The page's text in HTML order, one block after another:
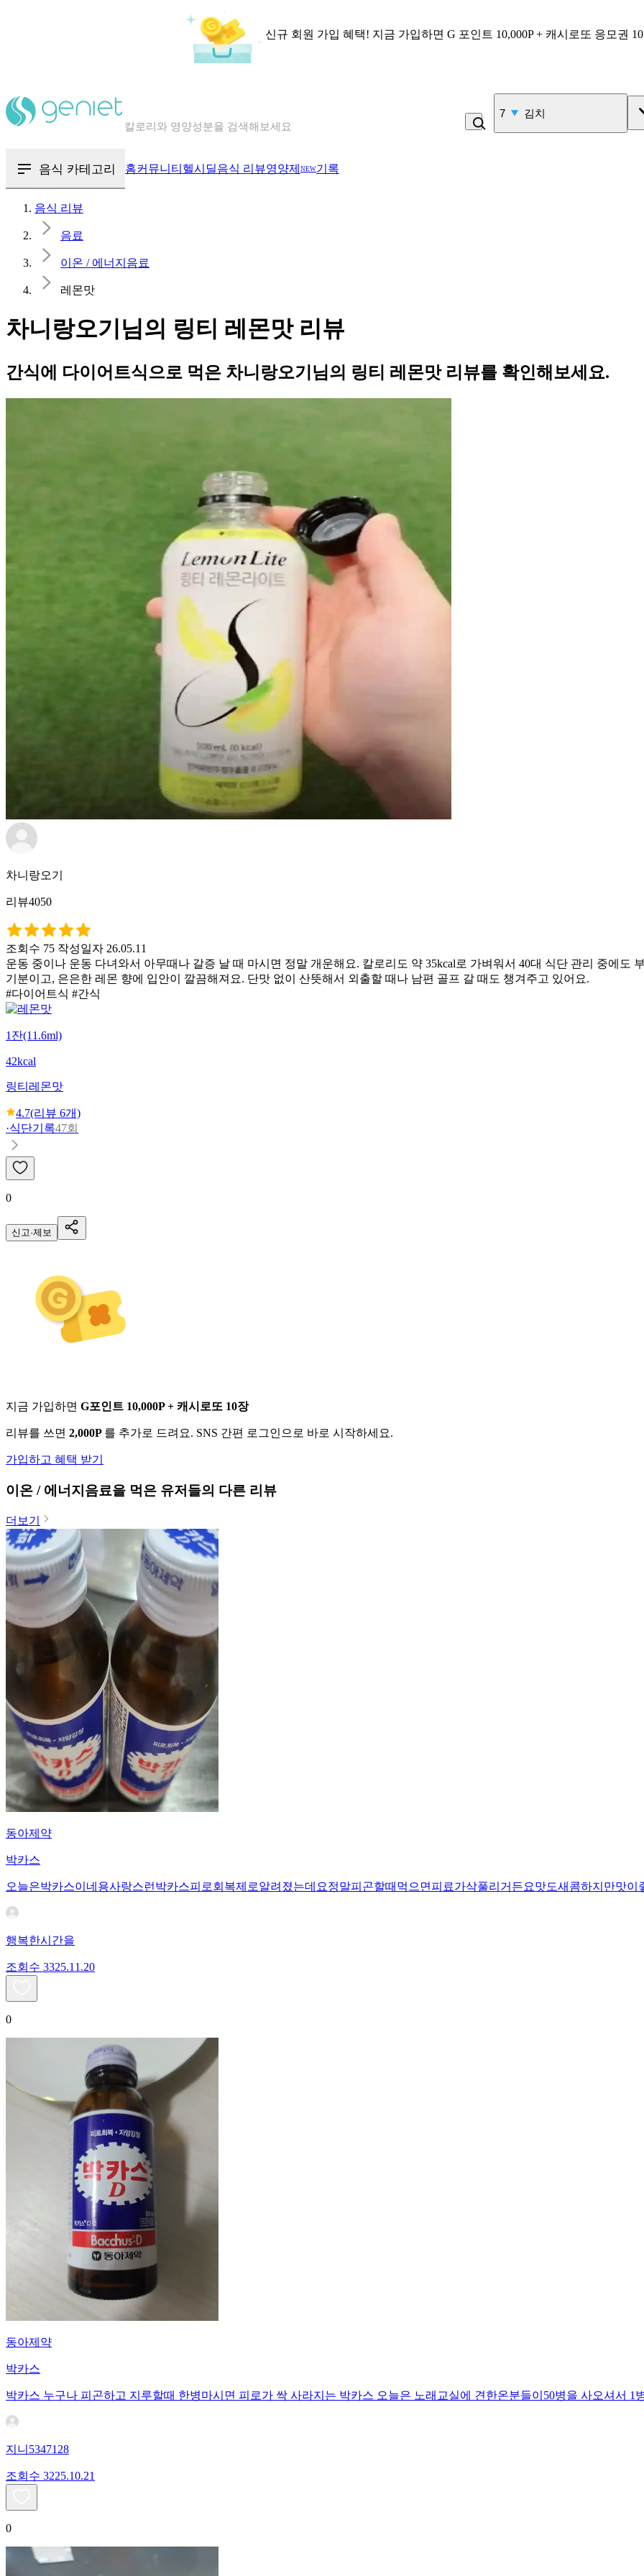
신규 회원 가입 혜택! 지금 가입하면 G 포인트 10,000P + 캐시로또 응모권
혈당 · 다이어트 음식 검색해보세요
7 김치
음식 카테고리 홈커뮤니티 헬시딜음식 리뷰영양제 NEW기록
음식 리뷰
음료
이온 / 에너지음료
레몬맛
차니랑오기님의 링티 레몬맛 리뷰
간식에 다이어트식으로 먹은 차니랑오기님의 링티 레몬맛 리뷰를 확인해보세요.
차니랑오기
리뷰4050
조회수 75 작성일자 26.05.11
운동 중이나 운동 다녀와서 아무때나 갈증 날 때 마시면 정말 개운해요. 칼로리도 약 35kcal로 가벼워서 40대 식단 관리 중에도
기분이고, 은은한 레몬 향에 입안이 깔끔해져요. 단맛 없이 산뜻해서 외출할 때나 남편 골프 갈 때도 챙겨주고 있어요.
#다이어트식 #간식
1잔(11.6ml)
42kcal
링티 레몬맛
4.7(리뷰 6개)
·식단기록47회
0
신고·제보
지금 가입하면 G포인트 10,000P + 캐시로또 10장
리뷰를 쓰면 2,000P 를 추가로 드려요. SNS 간편 로그인으로 바로 시작하세요.
가입하고 혜택 받기
이온 / 에너지음료을 먹은 유저들의 다른 리뷰
더보기
동아제약
박카스
오늘은박카스이네용사랑스런박카스피로회복제로알려졌는데요정말피곤할때먹으면피료가삭풀리거든요맛도새콤하지만맛이
행복한시간을
조회수 3325.11.20
0
동아제약
박카스
박카스 누구나 피곤하고 지루할때 한병마시면 피로가 싹 사라지는 박카스 오늘은 노래교실에 견한온분들이50병을 사오셔서 1
지니5347128
조회수 3225.10.21
0